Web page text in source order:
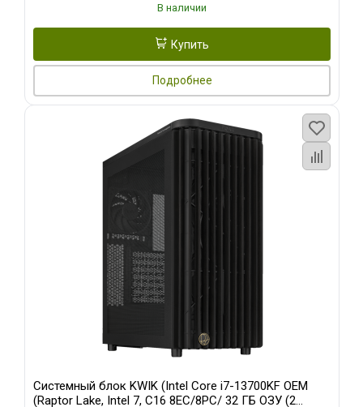
В наличии
Купить
Подробнее
Системный блок KWIK (Intel Core i7-13700KF OEM
(Raptor Lake, Intel 7, C16 8EC/8PC/ 32 ГБ ОЗУ (2